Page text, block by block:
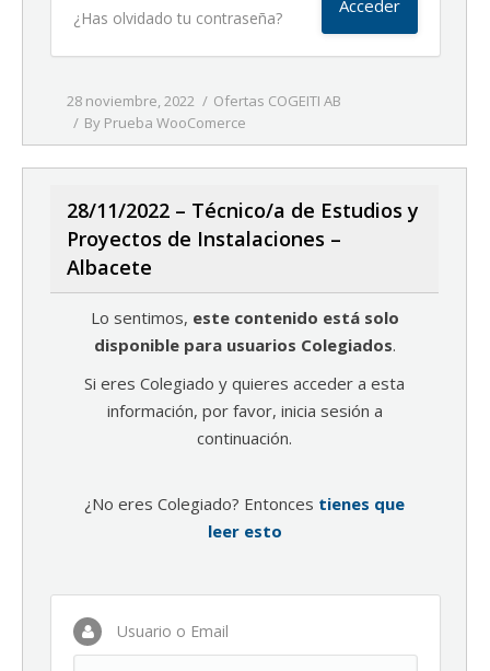
¿Has olvidado tu contraseña?
28 noviembre, 2022
Ofertas COGEITI AB
By Prueba WooComerce
28/11/2022 – Técnico/a de Estudios y
Proyectos de Instalaciones –
Albacete
Lo sentimos, este contenido está solo
disponible para usuarios Colegiados.
Si eres Colegiado y quieres acceder a esta
información, por favor, inicia sesión a
continuación.
¿No eres Colegiado? Entonces tienes que
leer esto
Usuario o Email